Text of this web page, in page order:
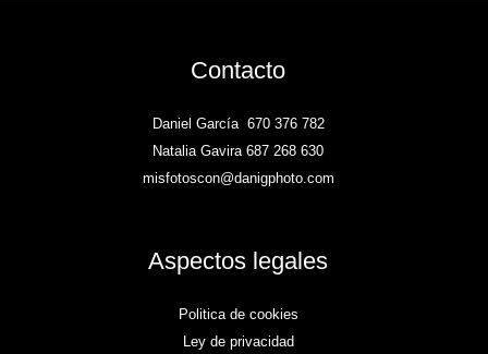
Contacto
Daniel García 670 376 782
Natalia Gavira 687 268 630
misfotoscon@danigphoto.com
Aspectos legales
Politica de cookies
Ley de privacidad